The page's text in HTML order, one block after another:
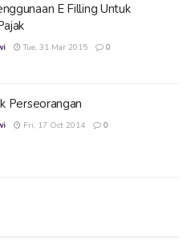
E Filling Untuk
Tue, 31 Mar 2015 0
Perseorangan
Fri, 17 Oct 2014 0